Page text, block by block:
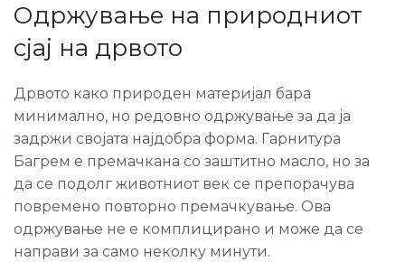
Одржување на природниот
сјај на дрвото
Дрвото како природен материјал бара
минимално, но редовно одржување за да ја
задржи својата најдобра форма. Гарнитура
Багрем е премачкана со заштитно масло, но за
да се подолг животниот век се препорачува
повремено повторно премачкување. Ова
одржување не е комплицирано и може да се
направи за само неколку минути.